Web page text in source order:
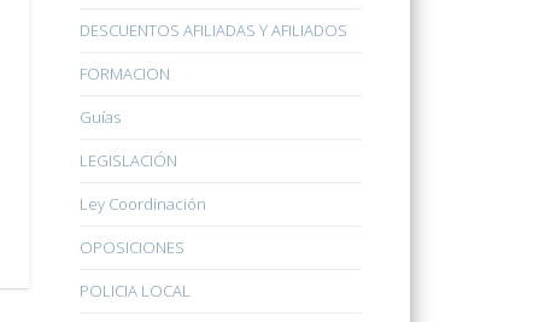
DESCUENTOS AFILIADAS Y AFILIADOS
FORMACION
Guías
LEGISLACIÓN
Ley Coordinación
OPOSICIONES
POLICIA LOCAL